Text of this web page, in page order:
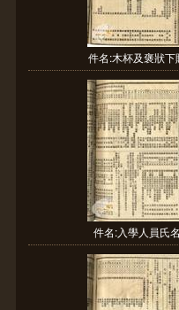
件名:木杯及褒狀下
件名:入學人員氏名